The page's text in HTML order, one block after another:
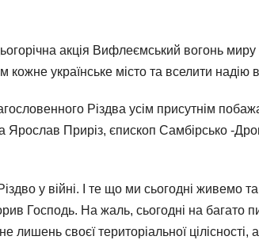
акція Вифлеємський вогонь
кожне українське місто та вселити надію
Різдва усім присутнім
Приріз, єпископ Самбірсько -
у війні. І те що ми сьогодні живемо
Господь. На жаль, сьогодні на багато
лишень своєї територіальної цілісності,